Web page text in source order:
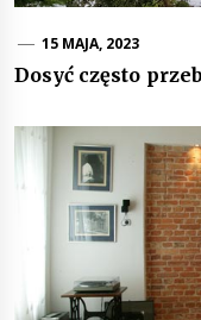
15 MAJA, 2023
Dosyć często